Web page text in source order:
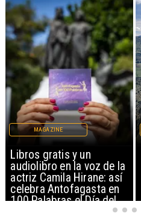
Libros gratis y un
audiolibro en la voz de la
actriz Camila Hirane: así
celebra Antofagasta en
100 Palabras el Día del
MAGAZINE